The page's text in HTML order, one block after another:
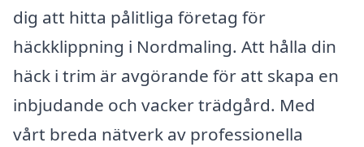
dig att hitta pålitliga företag för
häckklippning i Nordmaling. Att hålla din
häck i trim är avgörande för att skapa en
inbjudande och vacker trädgård. Med
vårt breda nätverk av professionella